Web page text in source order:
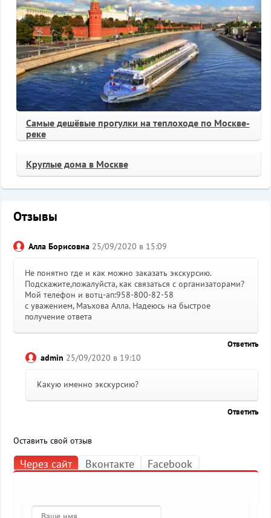
Самые дешёвые прогулки на теплоходе по Москве-
реке
Круглые дома в Москве
Отзывы
Алла Борисовна25/09/2020 в 15:09
Не понятно где и как можно заказать экскурсию.
Подскажите,пожалуйста, как связаться с организаторами?
Мой телефон и вотц-ап:958-800-82-58
с уважением, Маъхова Алла. Надеюсь на быстрое
получение ответа
Ответить
admin 25/09/2020 в 19:10
Какую именно экскурсию?
Ответить
Оставить свой отзыв
Через сайт Вконтакте Facebook